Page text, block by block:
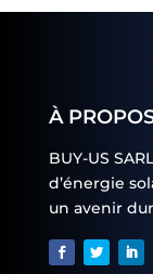
À
BUY-US
d’énergie
un avenir